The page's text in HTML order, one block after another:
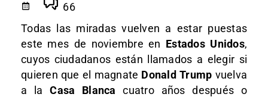
66
Todas las miradas vuelven a estar puestas
este mes de noviembre en Estados Unidos,
cuyos ciudadanos están llamados a elegir si
quieren que el magnate Donald Trump vuelva
a laCasa Blanca cuatro años después o